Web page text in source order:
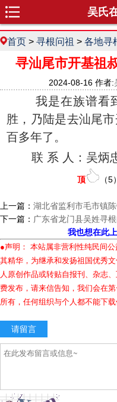
吴氏
首页 > 寻根问祖 > 各地寻
寻汕尾市开基祖
2024-08-16 作者:
我是在族谱看到
胜，乃陆是去汕尾
百多年了。
联 系 人：吴炳
顶 （5）
上一篇： 湖北省监利市毛市镇
下一篇： 广东省龙门县吴姓寻
我也想在此
●声明： 本站属非营利性纯民间
其精华，为继承和发扬祖国优秀
人原创作品或转贴自报刊、杂志
费发布，请来信告知，我们会在
所有，任何组织与个人都不能下
请留言